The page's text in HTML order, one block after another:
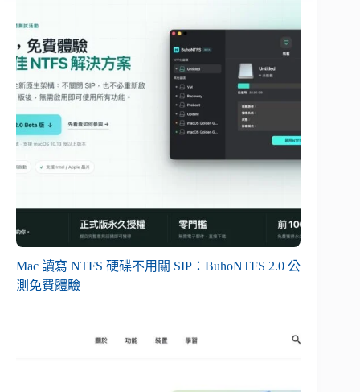
Mac 讀寫 NTFS 硬碟不用關 SIP：BuhoNTFS 2.0 公
測免費體驗